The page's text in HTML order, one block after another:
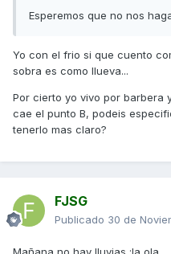
Esperemos que no nos
Yo con el frio si que cuento
sobra es como llueva...
Por cierto yo vivo por barbera
cae el punto B, podeis
tenerlo mas claro?
FJSG
Publicado 30 de